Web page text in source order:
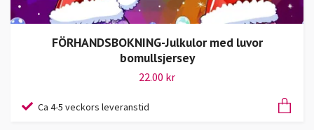
FÖRHANDSBOKNING-Julkulor med luvor
bomullsjersey
22.00 kr
Ca 4-5 veckors leveranstid